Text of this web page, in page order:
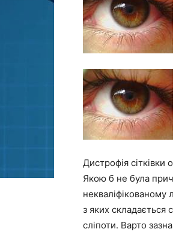
Дистрофія
Якою б не була
некваліфікованому
з яких складається
сліпоти. Варто